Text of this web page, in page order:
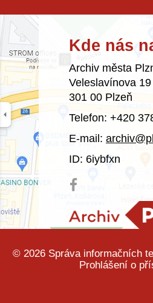
Kde nás
Archiv města
Veleslavínova 19
301 00 Plzeň
Telefon: +420
E-mail:
ID: 6iybfxn
© 2026 Správa informačních
Prohlášení o